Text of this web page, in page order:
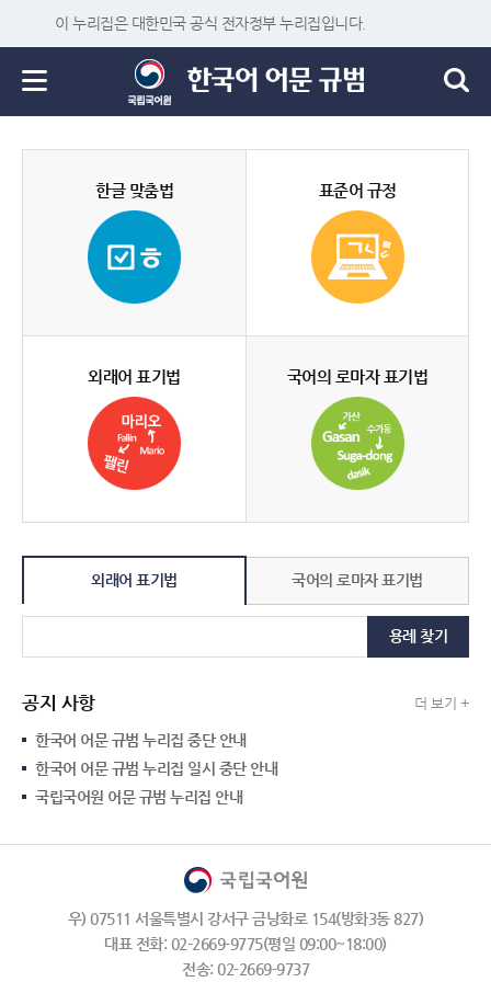
이 누리집은 대한민국 공식 전자정부 누리집입니다.
한글 맞춤법 표준어 규정
외래어 표기법 국어의 로마자 표기법
외래어 표기법 국어의 로마자 표기법
용례 찾기
공지 사항 더 보기 +
한국어 어문 규범 누리집 중단 안내
한국어 어문 규범 누리집 일시 중단 안내
국립국어원 어문 규범 누리집 안내
우) 07511 서울특별시 강서구 금낭화로 154(방화3동 827)
대표 전화: 02-2669-9775(평일 09:00~18:00)
전송: 02-2669-9737